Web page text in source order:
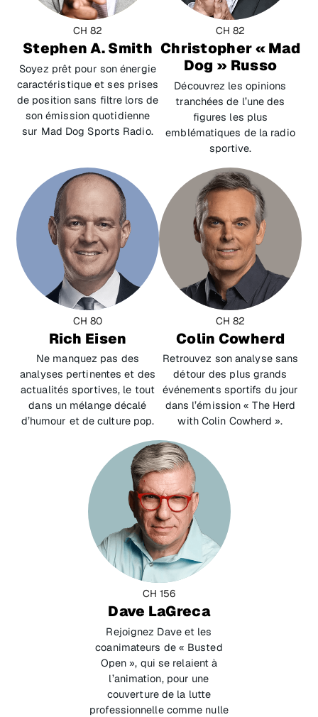
CH 82
Stephen A. Smith
Soyez prêt pour son énergie
caractéristique et ses prises
de position sans filtre lors de
son émission quotidienne
sur Mad Dog Sports Radio.
CH 82
Christopher « Mad
Dog » Russo
Découvrez les opinions
tranchées de l’une des
figures les plus
emblématiques de la radio
sportive.
CH 80
Rich Eisen
Ne manquez pas des
analyses pertinentes et des
actualités sportives, le tout
dans un mélange décalé
d’humour et de culture pop.
CH 82
Colin Cowherd
Retrouvez son analyse sans
détour des plus grands
événements sportifs du jour
dans l’émission « The Herd
with Colin Cowherd ».
CH 156
Dave LaGreca
Rejoignez Dave et les
coanimateurs de « Busted
Open », qui se relaient à
l’animation, pour une
couverture de la lutte
professionnelle comme nulle